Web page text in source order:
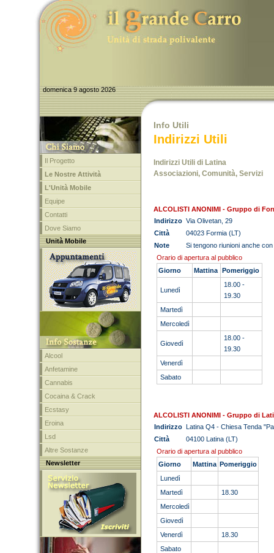
domenica 9 agosto 2026
Il Progetto
Le Nostre Attività
L'Unità Mobile
Equipe
Contatti
Dove Siamo
Unità Mobile
Alcool
Anfetamine
Cannabis
Cocaina & Crack
Ecstasy
Eroina
Lsd
Altre Sostanze
Newsletter
Info Utili
Indirizzi Utili
Indirizzi Utili di Latina
Associazioni, Comunità, Servizi
ALCOLISTI ANONIMI - Gruppo di
Indirizzo Via Olivetan, 29
Città
04023 Formia (LT)
Note
Si tengono riunioni anche con
Orario di apertura al pubblico
Giorno
Mattina Pomeriggio
Lunedì
18.00 -
19.30
Martedì
Mercoledì
Giovedì
18.00 -
19.30
Venerdì
Sabato
ALCOLISTI ANONIMI - Gruppo di
Indirizzo Latina Q4 - Chiesa Tenda
Città
04100 Latina (LT)
Orario di apertura al pubblico
Giorno
Mattina Pomeriggio
Lunedì
Martedì
18.30
Mercoledì
Giovedì
Venerdì
18.30
Sabato